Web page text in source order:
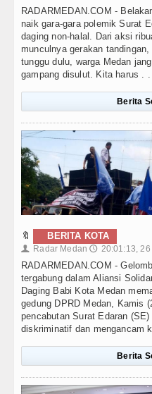
RADARMEDAN.COM -
naik gara-gara polemik Surat
daging non-halal. Dari aksi
munculnya gerakan
tunggu dulu, warga Medan
gampang disulut. Kita harus . .
Berita
🔖 BERITA KOTA
👤 Radar Medan 🕔 20:01:13,
RADARMEDAN.COM -
tergabung dalam Aliansi
Daging Babi Kota Medan
gedung DPRD Medan, Kamis
pencabutan Surat Edaran
diskriminatif dan mengancam
Berita